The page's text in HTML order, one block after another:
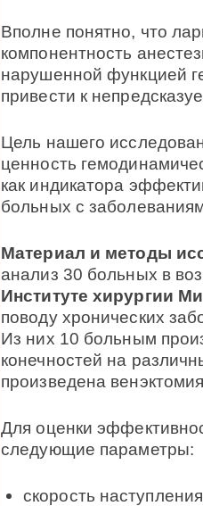
Вполне понятно, что
компонентность
нарушенной функцией
привести к
Цель нашего
ценность
как индикатора
больных с
Материал и методы
анализ 30 больных в
Институте хирургии
поводу хронических
Из них 10 больным
конечностей на
произведена
Для оценки
следующие параметры:
скорость